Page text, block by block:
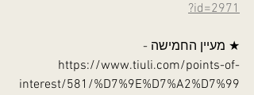
?id=2971
★ מעיין החמישה -
https://www.tiuli.com/points-of-
interest/581/%D7%9E%D7%A2%D7%99